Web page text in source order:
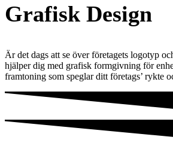
Grafisk Design
Är det dags att se över företagets logotyp
hjälper dig med grafisk formgivning för
framtoning som speglar ditt företags’ rykte